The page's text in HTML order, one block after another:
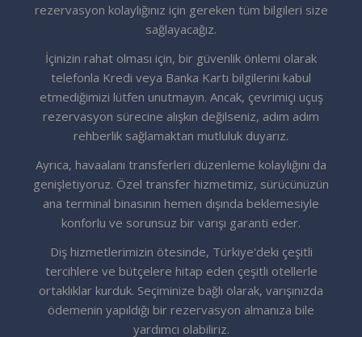
rezervasyon kolaylığınız için gereken tüm bilgileri size
sağlayacağız.
İçinizin rahat olması için, bir güvenlik önlemi olarak
telefonla Kredi veya Banka Kartı bilgilerini kabul
etmediğimizi lütfen unutmayın. Ancak, çevrimiçi uçuş
rezervasyon sürecine alışkın değilseniz, adım adım
rehberlik sağlamaktan mutluluk duyarız.
Ayrıca, havaalanı transferleri düzenleme kolaylığını da
genişletiyoruz. Özel transfer hizmetimiz, sürücünüzün
ana terminal binasının hemen dışında beklemesiyle
konforlu ve sorunsuz bir varışı garanti eder.
Diş hizmetlerimizin ötesinde, Türkiye'deki çeşitli
tercihlere ve bütçelere hitap eden çeşitli otellerle
ortaklıklar kurduk. Seçiminize bağlı olarak, varışınızda
ödemenin yapıldığı bir rezervasyon almanıza bile
yardımcı olabiliriz.